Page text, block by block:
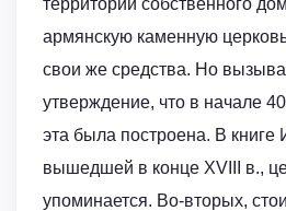
армянскую каменную
свои же средства. Но
утверждение, что в начале
эта была построена. В книге
вышедшей в конце XVIII в.,
упоминается. Во-вторых,